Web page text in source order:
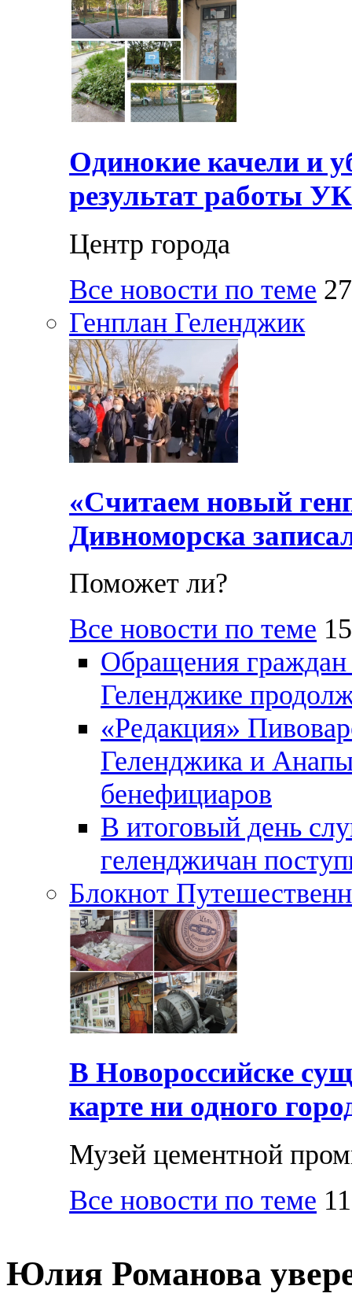
Одинокие качели и
результат работы
Центр города
Все новости по теме
Генплан Геленджик
«Считаем новый
Дивноморска
Поможет ли?
Все новости по теме
Обращения граждан
Геленджике
«Редакция»
Геленджика и
бенефициаров
В итоговый день
геленджичан
Блокнот
В Новороссийске
карте ни одного
Музей цементной
Все новости по теме
Юлия Романова